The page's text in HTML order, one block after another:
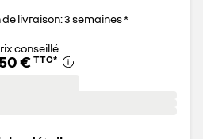
livraison: 3 semaines *
conseillé
€ TTC*